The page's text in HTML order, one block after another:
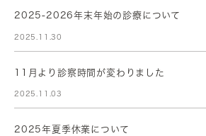
2025-2026年末年始の診療について
2025.11.30
11月より診察時間が変わりました
2025.11.03
2025年夏季休業について